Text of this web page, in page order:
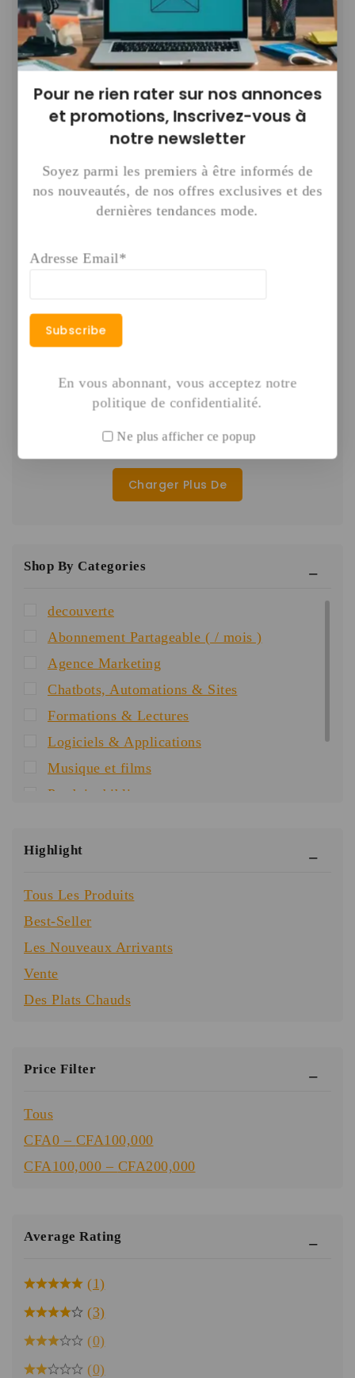
SPÉCIAL PAGES DE VENTE
0CFA84,500
Ajouter Au Panier
SPÉCIAL PRESTATAIRES DE
SERVICES
0
de
5
CFA84,500
Ajouter Au Panier
SPÉCIAL RÉSEAUX
130,000
Ajouter Au Panier
Charger Plus De
Shop By Categories
decouverte
Abonnement Partageable ( / mois )
Agence Marketing
Chatbots, Automations & Sites
Formations & Lectures
Logiciels & Applications
Musique et films
Produits bibliques
Templates & Guides
Highlight
Tous Les Produits
Best-Seller
Les Nouveaux Arrivants
Vente
Des Plats Chauds
Price Filter
Tous
CFA0 – CFA100,000
CFA100,000 – CFA200,000
Average Rating
(1)
(3)
(0)
(0)
Pour ne rien rater sur nos annonces
et promotions, Inscrivez-vous à
notre newsletter
Soyez parmi les premiers à être informés de
nos nouveautés, de nos offres exclusives et des
dernières tendances mode.
Adresse Email*
En vous abonnant, vous acceptez notre
politique de confidentialité.
Ne plus afficher ce popup